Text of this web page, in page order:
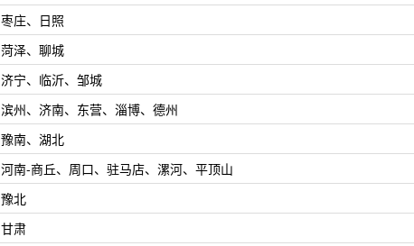
枣庄、日照
菏泽、聊城
济宁、临沂、邹城
滨州、济南、东营、淄博、德州
豫南、湖北
河南-商丘、周口、驻马店、漯河、平顶山
豫北
甘肃